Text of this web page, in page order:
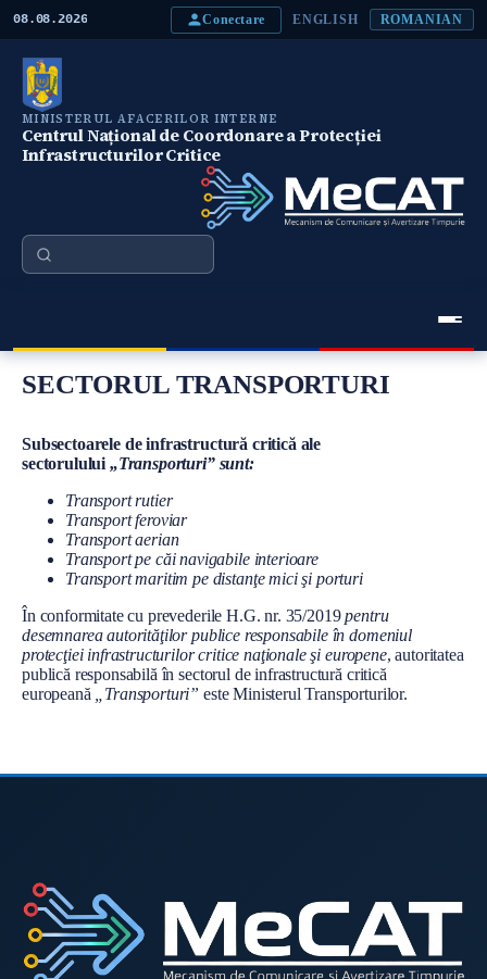
08.08.2026 Conectare ENGLISH ROMANIAN
MINISTERUL AFACERILOR INTERNE
Centrul Național de Coordonare a Protecției
Infrastructurilor Critice
Căutare
Meniu Principal
SECTORUL TRANSPORTURI
Conţinut
Subsectoarele de infrastructură critică ale
sectorulului „Transporturi” sunt:
Transport rutier
Transport feroviar
Transport aerian
Transport pe căi navigabile interioare
Transport maritim pe distanţe mici şi porturi
În conformitate cu prevederile H.G. nr. 35/2019pentru
desemnarea autorităţilor publice responsabile în domeniul
protecţiei infrastructurilor critice naţionale şi europene, autoritatea
publică responsabilă în sectorul de infrastructură critică
europeană
„Transporturi” este Ministerul Transporturilor.